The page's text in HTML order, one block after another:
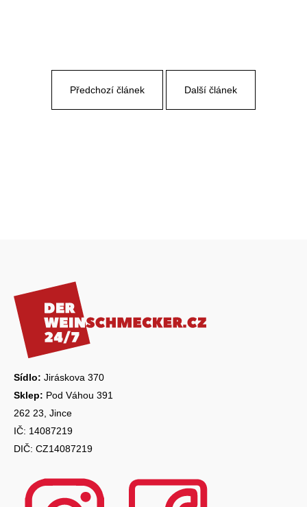
Předchozí článek Další článek
Sídlo: Jiráskova 370
Sklep: Pod Váhou 391
262 23, Jince
IČ: 14087219
DIČ: CZ14087219